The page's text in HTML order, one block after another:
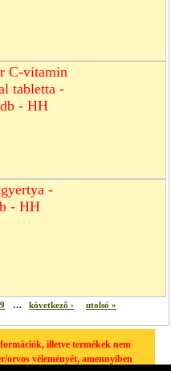
C-vitamin
tabletta -
- HH
-
- HH
9 … következő › utolsó »
illetve termékek nem
orvos véleményét, amennyiben